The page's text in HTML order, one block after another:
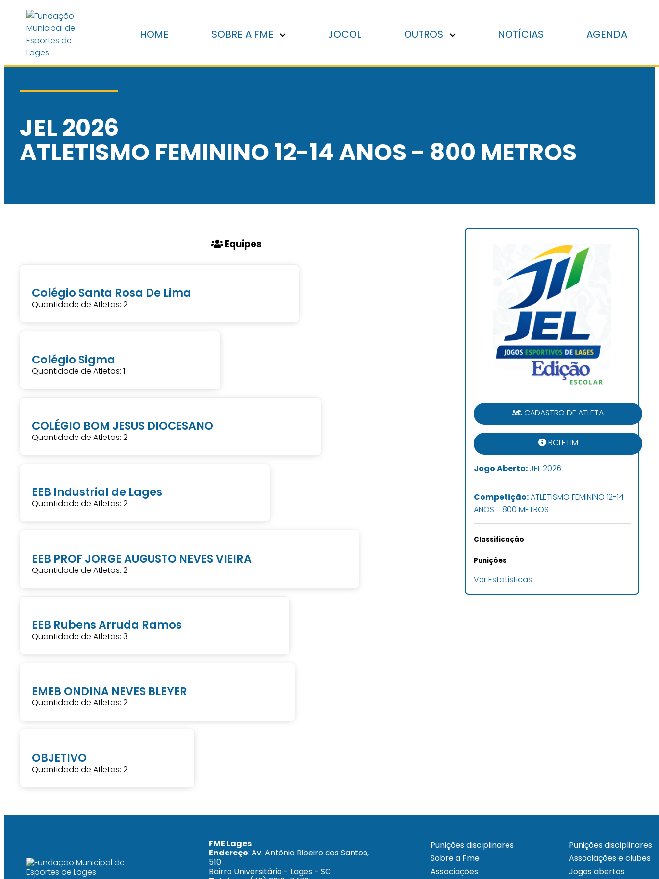
HOME SOBRE A FME JOCOL OUTROS NOTÍCIAS AGENDA
JEL 2026
ATLETISMO FEMININO 12-14 ANOS - 800 METROS
Equipes
Colégio Santa Rosa De Lima
Quantidade de Atletas: 2
Colégio Sigma
Quantidade de Atletas: 1
COLÉGIO BOM JESUS DIOCESANO
Quantidade de Atletas: 2
EEB Industrial de Lages
Quantidade de Atletas: 2
EEB PROF JORGE AUGUSTO NEVES VIEIRA
Quantidade de Atletas: 2
EEB Rubens Arruda Ramos
Quantidade de Atletas: 3
EMEB ONDINA NEVES BLEYER
Quantidade de Atletas: 2
OBJETIVO
Quantidade de Atletas: 2
CADASTRO DE ATLETA
BOLETIM
Jogo Aberto: JEL 2026
Competição:ATLETISMO FEMININO 12-14
ANOS - 800 METROS
Classificação
Punições
Ver Estatísticas
FME Lages
Endereço: Av. Antônio Ribeiro dos Santos,
510
Bairro Universitário - Lages - SC
Punições disciplinares
Sobre a Fme
Associações
Punições disciplinares
Associações e clubes
Jogos abertos